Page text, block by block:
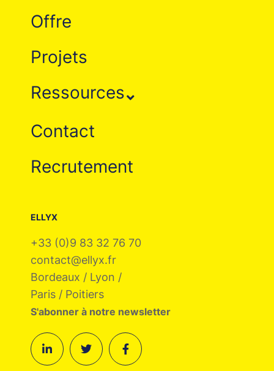
ELLYX
+33 (0)9 83 32 76 70
contact@ellyx.fr
Bordeaux / Lyon /
Paris / Poitiers
S'abonner à notre newsletter
Offre
Projets
Ressources
Contact
Recrutement